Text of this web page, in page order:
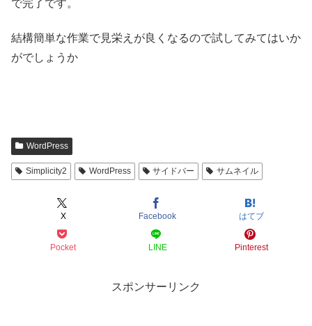
で完了です。
結構簡単な作業で見栄えが良くなるので試してみてはいか
がでしょうか
WordPress
Simplicity2 WordPress サイドバー サムネイル
X Facebook はてブ
Pocket LINE Pinterest
スポンサーリンク